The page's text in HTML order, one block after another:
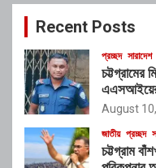
c
Recent Posts
প্রচ্ছদ সারাদেশ
চট্টগ্রামের
August
জাতীয় প্রচ্ছদ
চট্টগ্রাম